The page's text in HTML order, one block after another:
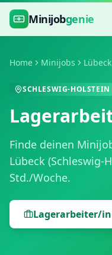
Zum Hauptinhalt
Minijobgenie
Home Minijobs Lübeck
SCHLESWIG-HOLSTEIN
Finde deinen
Lübeck (Schleswig-
Std./Woche.
Lagerarbeiter/in